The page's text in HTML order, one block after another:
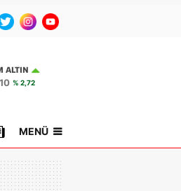
ALTIN
% 2,72
Gazete Manşetleri
MENÜ